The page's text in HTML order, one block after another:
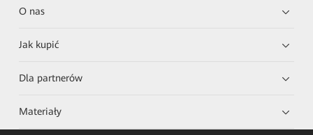
O nas
Jak kupić
Dla partnerów
Materiały